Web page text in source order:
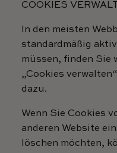
COOKIES
In den meisten
standardmäßig
müssen, finden Sie
„Cookies
dazu.
Wenn Sie Cookies
anderen Website
löschen möchten,